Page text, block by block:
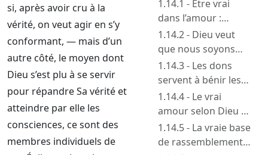
si, après avoir cru à la
vérité, on veut agir en s’y
conformant, — mais d’un
autre côté, le moyen dont
Dieu s’est plu à se servir
pour répandre Sa vérité et
atteindre par elle les
consciences, ce sont des
membres individuels de
1.14.1 - Être vrai
dans l’amour :
l’exemple de Christ
1.14.2 - Dieu veut
que nous soyons
semblables à Christ
maintenant
1.14.3 - Les dons
servent à bénir les
âmes
1.14.4 - Le vrai
amour selon Dieu va
de pair avec la
sainteté — désirer
1.14.5 - La vraie base
de rassemblement,